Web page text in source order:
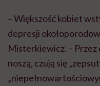
– Większość kobiet
depresji
Misterkiewicz. –
noszą, czują się